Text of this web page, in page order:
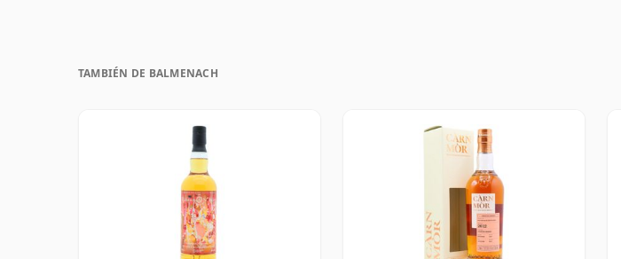
TAMBIÉN DE BALMENACH